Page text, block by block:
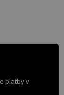
platby v